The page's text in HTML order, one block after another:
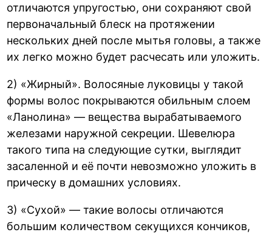
отличаются упругостью, они сохраняют свой
первоначальный блеск на протяжении
нескольких дней после мытья головы, а также
их легко можно будет расчесать или уложить.
2) «Жирный». Волосяные луковицы у такой
формы волос покрываются обильным слоем
«Ланолина» — вещества вырабатываемого
железами наружной секреции. Шевелюра
такого типа на следующие сутки, выглядит
засаленной и её почти невозможно уложить в
прическу в домашних условиях.
3) «Сухой» — такие волосы отличаются
большим количеством секущихся кончиков,